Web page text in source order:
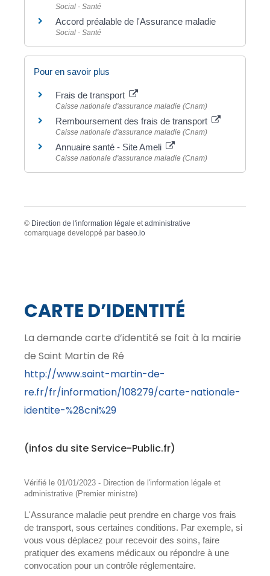
Social - Santé
Accord préalable de l'Assurance maladie
Social - Santé
Pour en savoir plus
Frais de transport
Caisse nationale d'assurance maladie (Cnam)
Remboursement des frais de transport
Caisse nationale d'assurance maladie (Cnam)
Annuaire santé - Site Ameli
Caisse nationale d'assurance maladie (Cnam)
© Direction de l'information légale et administrative
comarquage developpé par baseo.io
CARTE D’IDENTITÉ
La demande carte d’identité se fait à la mairie
de Saint Martin de Ré
http://www.saint-martin-de-
re.fr/fr/information/108279/carte-nationale-
identite-%28cni%29
(infos du site Service-Public.fr)
Vérifié le 01/01/2023 - Direction de l'information légale et
administrative (Premier ministre)
L'Assurance maladie peut prendre en charge vos frais
de transport, sous certaines conditions. Par exemple, si
vous vous déplacez pour recevoir des soins, faire
pratiquer des examens médicaux ou répondre à une
convocation pour un contrôle réglementaire.